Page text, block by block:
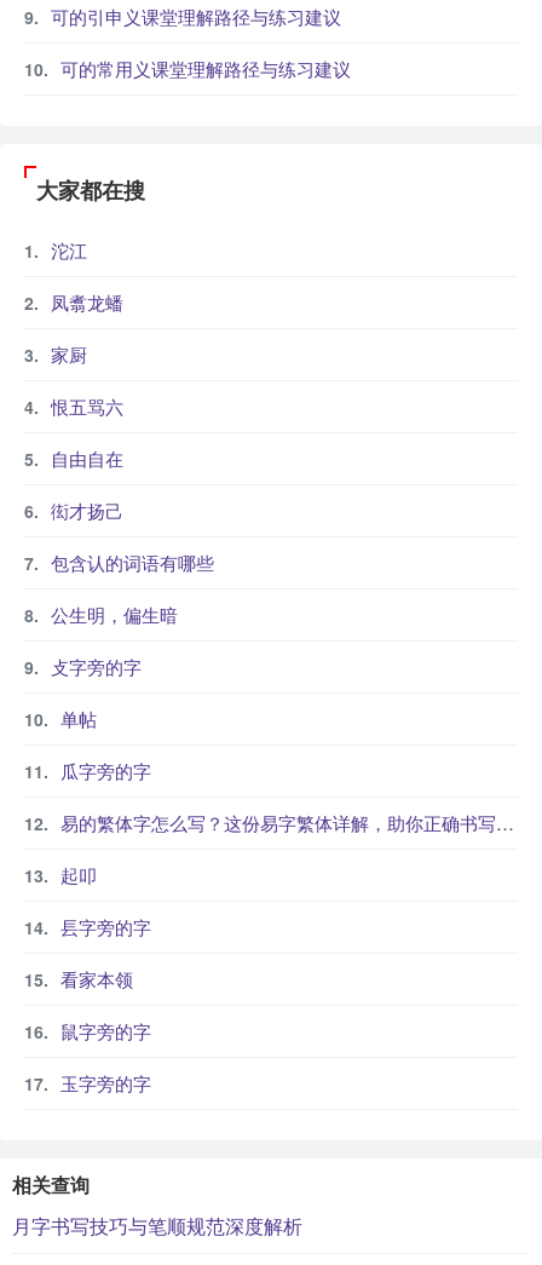
可的引申义课堂理解路径与练习建议
可的常用义课堂理解路径与练习建议
大家都在搜
沱江
凤翥龙蟠
家厨
恨五骂六
自由自在
衒才扬己
包含认的词语有哪些
公生明，偏生暗
攴字旁的字
单帖
瓜字旁的字
易的繁体字怎么写？这份易字繁体详解，助你正确书写汉字_汉字繁体学习
起叩
镸字旁的字
看家本领
鼠字旁的字
玉字旁的字
相关查询
月字书写技巧与笔顺规范深度解析